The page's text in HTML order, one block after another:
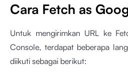
Cara Fetch as
Untuk mengirimkan URL ke
Console, terdapat beberapa
diikuti sebagai berikut: